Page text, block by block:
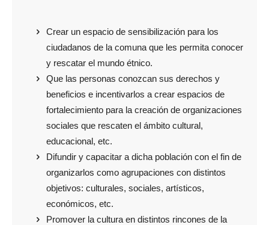
Crear un espacio de sensibilización para los
ciudadanos de la comuna que les permita conocer
y rescatar el mundo étnico.
Que las personas conozcan sus derechos y
beneficios e incentivarlos a crear espacios de
fortalecimiento para la creación de organizaciones
sociales que rescaten el ámbito cultural,
educacional, etc.
Difundir y capacitar a dicha población con el fin de
organizarlos como agrupaciones con distintos
objetivos: culturales, sociales, artísticos,
económicos, etc.
Promover la cultura en distintos rincones de la